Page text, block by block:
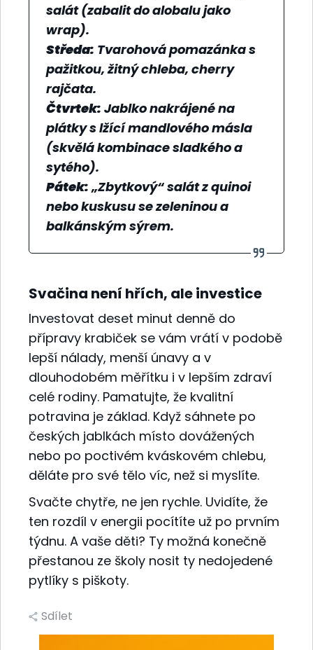
salát (zabalit do alobalu jako
wrap).
Středa: Tvarohová pomazánka s
pažitkou, žitný chleba, cherry
rajčata.
Čtvrtek: Jablko nakrájené na
plátky s lžící mandlového másla
(skvělá kombinace sladkého a
sytého).
Pátek: „Zbytkový“ salát z quinoi
nebo kuskusu se zeleninou a
balkánským sýrem.
Svačina není hřích, ale investice
Investovat deset minut denně do
přípravy krabiček se vám vrátí v podobě
lepší nálady, menší únavy a v
dlouhodobém měřítku i v lepším zdraví
celé rodiny. Pamatujte, že kvalitní
potravina je základ. Když sáhnete po
českých jablkách místo dovážených
nebo po poctivém kváskovém chlebu,
děláte pro své tělo víc, než si myslíte.
Svačte chytře, ne jen rychle. Uvidíte, že
ten rozdíl v energii pocítíte už po prvním
týdnu. A vaše děti? Ty možná konečně
přestanou ze školy nosit ty nedojedené
pytlíky s piškoty.
Sdílet